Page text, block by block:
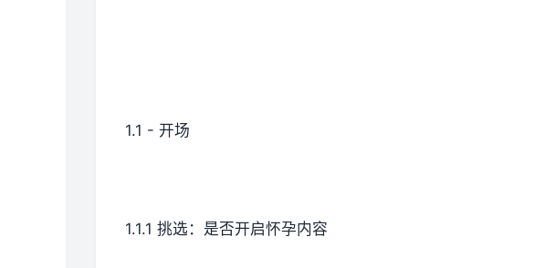
1.1 - 开场
1.1.1 挑选：是否开启怀孕内容